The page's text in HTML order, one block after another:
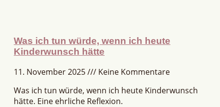
Was ich tun würde, wenn ich heute
Kinderwunsch hätte
11. November 2025
Keine Kommentare
Was ich tun würde, wenn ich heute Kinderwunsch
hätte. Eine ehrliche Reflexion.